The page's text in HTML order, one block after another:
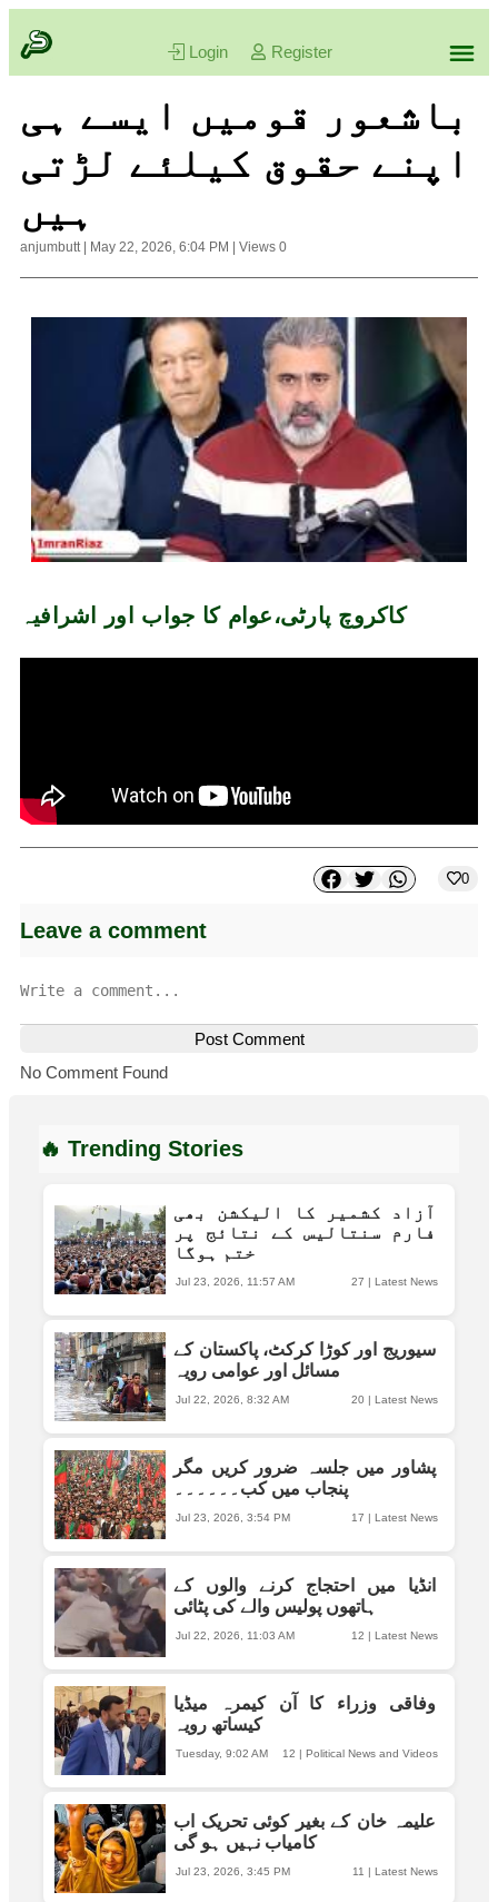
Login Register
باشعور قومیں ایسے ہی
اپنے حقوق کیلئے لڑتی
ہیں
anjumbutt| May 22, 2026, 6:04 PM Views 0
کاکروچ پارٹی،عوام کا جواب اور اشرافیہ
0
Leave a comment
Post Comment
No Comment Found
🔥 Trending Stories
آزاد کشمیر کا الیکشن بھی
فارم سنتالیس کے نتائج پر
ختم ہوگا
27 | Latest News
Jul 23, 2026, 11:57 AM
سیوریج اور کوڑا کرکٹ، پاکستان کے
مسائل اور عوامی رویہ
20 | Latest News
Jul 22, 2026, 8:32 AM
پشاور میں جلسہ ضرور کریں مگر
پنجاب میں کب۔۔۔۔۔۔
17 | Latest News
Jul 23, 2026, 3:54 PM
انڈیا میں احتجاج کرنے والوں کے
ہاتھوں پولیس والے کی پٹائی
12 | Latest News
Jul 22, 2026, 11:03 AM
وفاقی وزراء کا آن کیمرہ میڈیا
کیساتھ رویہ
12 | Political News and Videos
Tuesday, 9:02 AM
علیمہ خان کے بغیر کوئی تحریک اب
کامیاب نہیں ہو گی
11 | Latest News
Jul 23, 2026, 3:45 PM